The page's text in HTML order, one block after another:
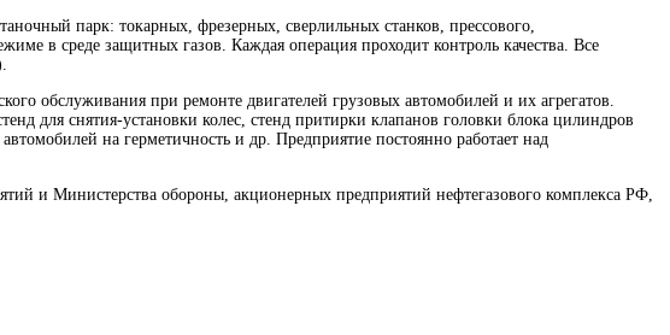
парк: токарных, фрезерных, сверлильных станков, прессового,
в среде защитных газов. Каждая операция проходит контроль качества. Все
обслуживания при ремонте двигателей грузовых автомобилей и их агрегатов.
для снятия-установки колес, стенд притирки клапанов головки блока цилиндров
на герметичность и др. Предприятие постоянно работает над
и Министерства обороны, акционерных предприятий нефтегазового комплекса РФ,